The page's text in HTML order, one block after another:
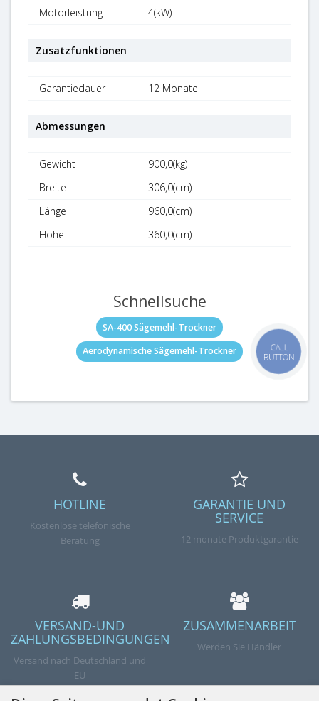
Motorleistung
4(kW)
Zusatzfunktionen
Garantiedauer 12 Monate
Abmessungen
Gewicht
900,0(kg)
Breite
306,0(cm)
Länge
960,0(cm)
Höhe
360,0(cm)
Schnellsuche
SA-400 Sägemehl-Trockner
Aerodynamische Sägemehl-Trockner
HOTLINE
Kostenlose telefonische
Beratung
GARANTIE UND
SERVICE
12 monate Produktgarantie
VERSAND-UND
ZAHLUNGSBEDINGUNGEN
Versand nach Deutschland und
EU
ZUSAMMENARBEIT
Werden Sie Händler
CALL
BUTTON